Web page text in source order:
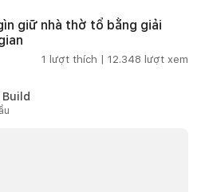
giữ nhà thờ tổ bằng giải
1 lượt thích | 12.348 lượt xem